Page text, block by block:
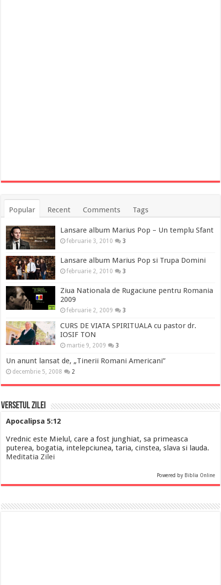
Popular Recent Comments Tags
Lansare album Marius Pop – Un templu Sfant
februarie 3, 2010 3
Lansare album Marius Pop si Trupa Domini
februarie 2, 2010 3
Ziua Nationala de Rugaciune pentru Romania
2009
februarie 2, 2009 3
CURS DE VIATA SPIRITUALA cu pastor dr.
IOSIF TON
martie 9, 2009 3
Un anunt lansat de, „Tinerii Romani Americani”
decembrie 5, 2008 2
Versetul Zilei
Apocalipsa 5:12
Vrednic este Mielul, care a fost junghiat, sa primeasca
puterea, bogatia, intelepciunea, taria, cinstea, slava si lauda.
Meditatia Zilei
Powered by Biblia Online